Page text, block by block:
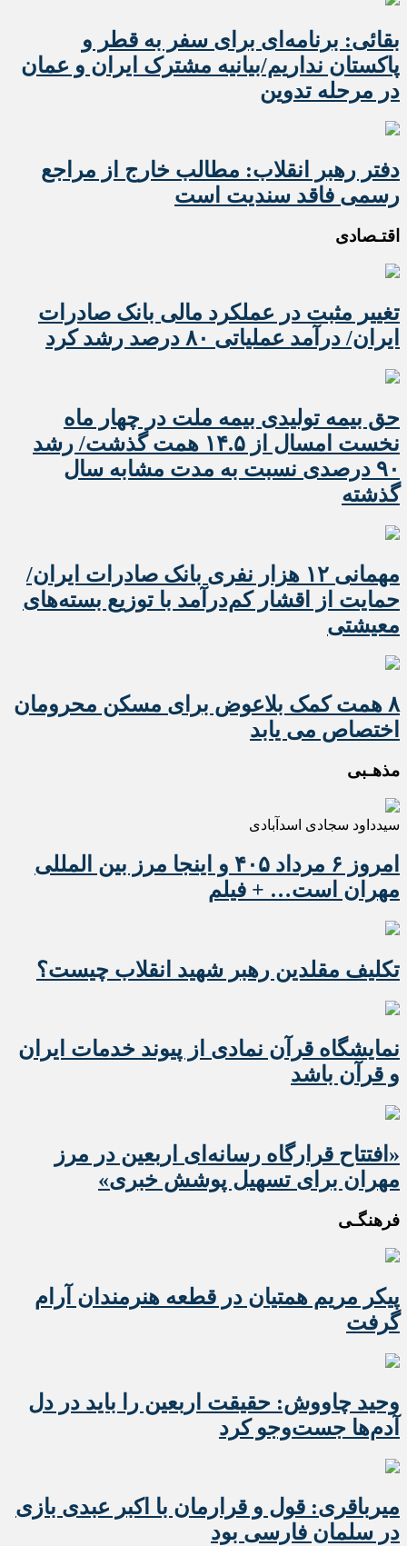
بقائی: برنامه‌ای برای سفر به قطر و
پاکستان نداریم/بیانیه مشترک ایران و عمان
در مرحله تدوین
دفتر رهبر انقلاب: مطالب خارج از مراجع
رسمی فاقد سندیت است
اقتـصادی
تغییر مثبت در عملکرد مالی بانک صادرات
ایران/ درآمد عملیاتی ۸۰ درصد رشد کرد
حق بیمه تولیدی بیمه ملت در چهار ماه
نخست امسال از ۱۴.۵ همت گذشت/ رشد
۹۰ درصدی نسبت به مدت مشابه سال
گذشته
مهمانی ۱۲ هزار نفری بانک صادرات ایران/
حمایت از اقشار کم‌درآمد با توزیع بسته‌های
معیشتی
۸ همت کمک بلاعوض برای مسکن محرومان
اختصاص می یابد
مذهـبی
سیدداود سجادی اسدآبادی
امروز ۶ مرداد ۴۰۵ و اینجا مرز بین المللی
مهران است… + فیلم
تکلیف مقلدین رهبر شهید انقلاب چیست؟
نمایشگاه قرآن نمادی از پیوند خدمات ایران
و قرآن باشد
«افتتاح قرارگاه رسانه‌ای اربعین در مرز
مهران برای تسهیل پوشش خبری»
فرهنگـی
پیکر مریم همتیان در قطعه هنرمندان آرام
گرفت
وحید چاووش: حقیقت اربعین را باید در دل
آدم‌ها جست‌وجو کرد
میرباقری: قول و قرارمان با اکبر عبدی بازی
در سلمان فارسی بود